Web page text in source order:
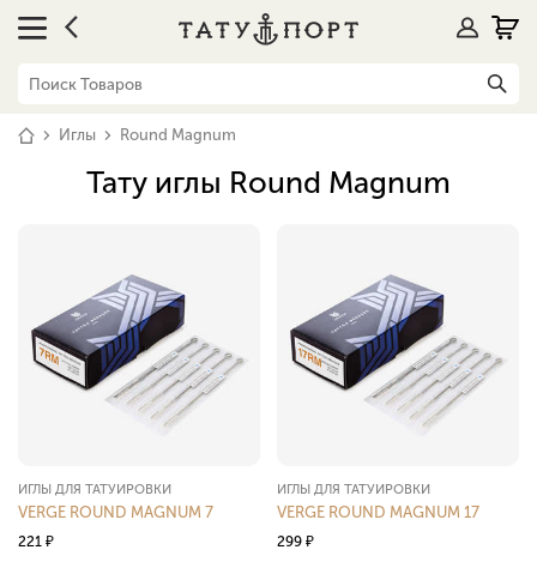
Иглы Round Magnum
Тату иглы Round Magnum
ИГЛЫ ДЛЯ ТАТУИРОВКИ
VERGE ROUND MAGNUM 7
221 ₽
ИГЛЫ ДЛЯ ТАТУИРОВКИ
VERGE ROUND MAGNUM 17
299 ₽